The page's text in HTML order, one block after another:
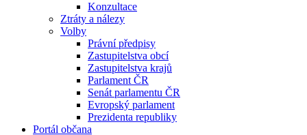
Konzultace
Ztráty a nálezy
Volby
Právní předpisy
Zastupitelstva obcí
Zastupitelstva krajů
Parlament ČR
Senát parlamentu ČR
Evropský parlament
Prezidenta republiky
Portál občana